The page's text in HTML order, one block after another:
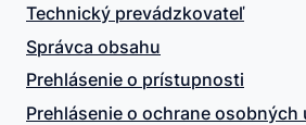
Technický prevádzkovateľ
Správca obsahu
Prehlásenie o prístupnosti
Prehlásenie o ochrane osobných